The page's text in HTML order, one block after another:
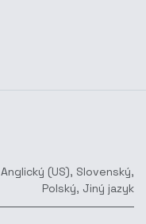
Anglický (US), Slovenský,
Polský, Jiný jazyk